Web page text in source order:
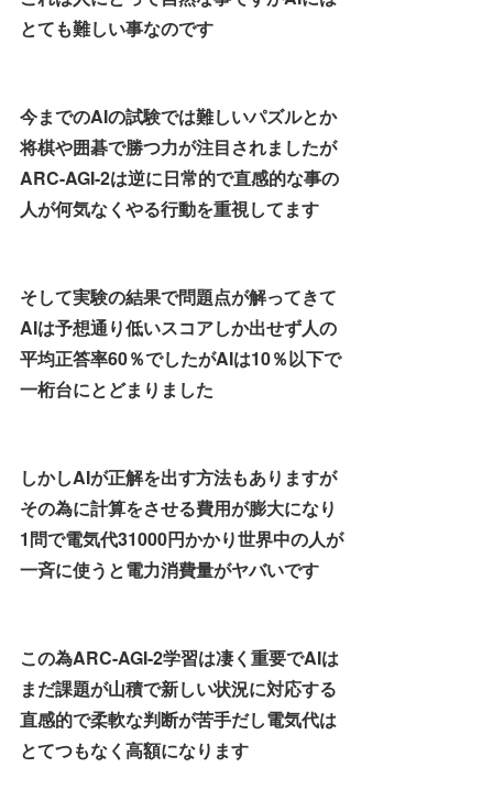
とても難しい事なのです
今までのAIの試験では難しいパズルとか
将棋や囲碁で勝つ力が注目されましたが
ARC-AGI-2は逆に日常的で直感的な事の
人が何気なくやる行動を重視してます
そして実験の結果で問題点が解ってきて
AIは予想通り低いスコアしか出せず人の
平均正答率60％でしたがAIは10％以下で
一桁台にとどまりました
しかしAIが正解を出す方法もありますが
その為に計算をさせる費用が膨大になり
1問で電気代31000円かかり世界中の人が
一斉に使うと電力消費量がヤバいです
この為ARC-AGI-2学習は凄く重要でAIは
まだ課題が山積で新しい状況に対応する
直感的で柔軟な判断が苦手だし電気代は
とてつもなく高額になります